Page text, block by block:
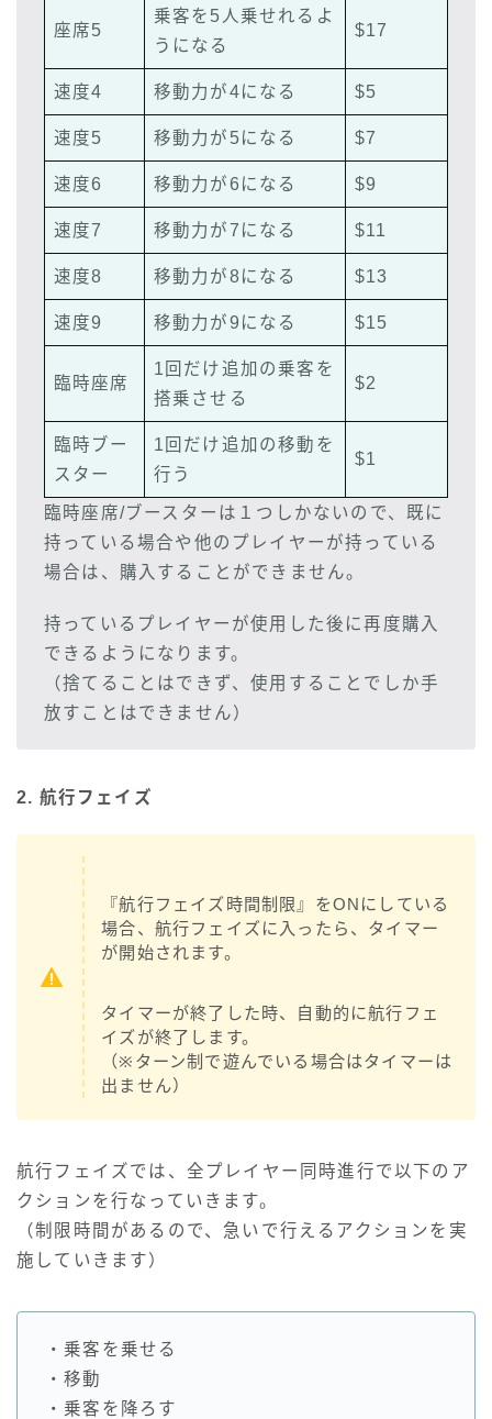
座席5
乗客を5人乗せれるよ
うになる
$17
速度4 移動力が4になる $5
速度5 移動力が5になる $7
速度6 移動力が6になる $9
速度7 移動力が7になる $11
速度8 移動力が8になる $13
速度9 移動力が9になる $15
臨時座席
1回だけ追加の乗客を
搭乗させる
$2
臨時ブー
スター
1回だけ追加の移動を
行う
$1
臨時座席/ブースターは１つしかないので、既に
持っている場合や他のプレイヤーが持っている
場合は、購入することができません。
持っているプレイヤーが使用した後に再度購入
できるようになります。
（捨てることはできず、使用することでしか手
放すことはできません）
2. 航行フェイズ
『航行フェイズ時間制限』をONにしている
場合、航行フェイズに入ったら、タイマー
が開始されます。
タイマーが終了した時、自動的に航行フェ
イズが終了します。
（※ターン制で遊んでいる場合はタイマーは
出ません）
航行フェイズでは、全プレイヤー同時進行で以下のア
クションを行なっていきます。
（制限時間があるので、急いで行えるアクションを実
施していきます）
・乗客を乗せる
・移動
・乗客を降ろす